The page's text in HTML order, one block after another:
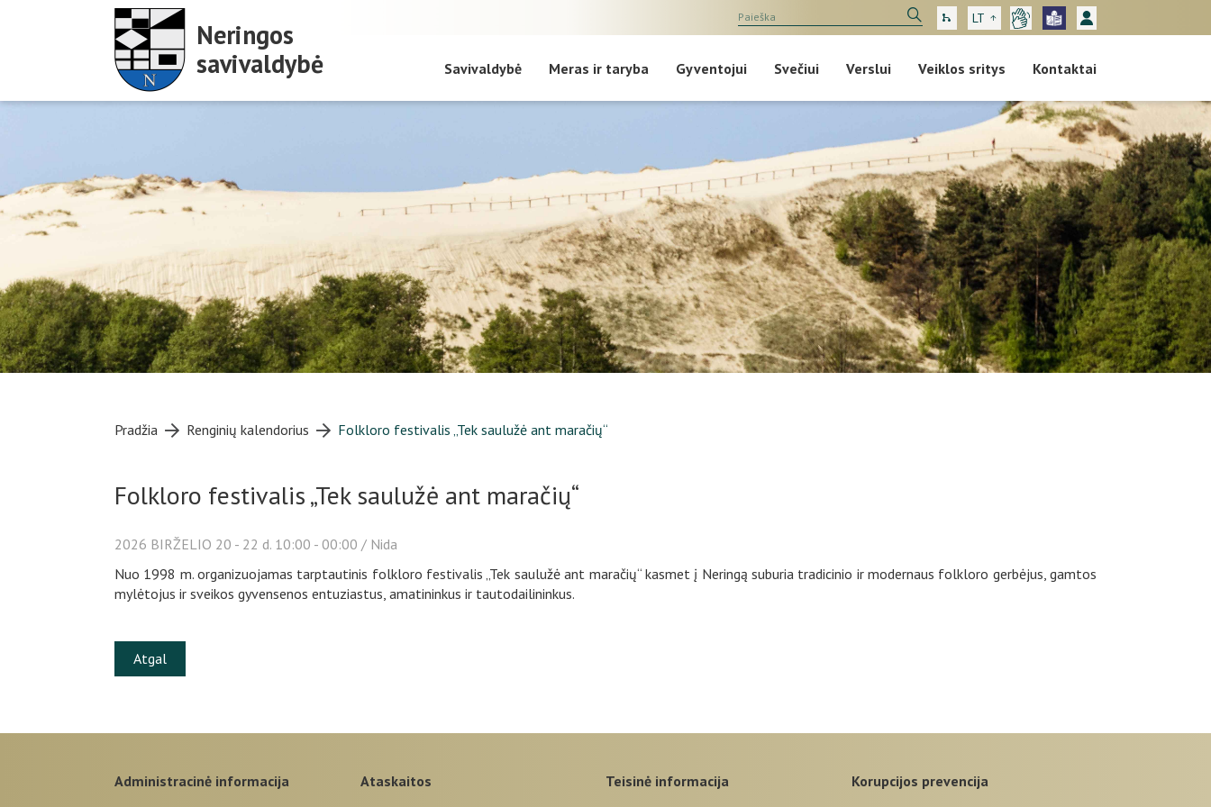
Neringos
savivaldybė
LT
Savivaldybė Meras ir taryba Gyventojui Svečiui Verslui Veiklos sritys Kontaktai
Pradžia Renginių kalendorius Folkloro festivalis „Tek saulužė ant maračių“
Folkloro festivalis „Tek saulužė ant maračių“
2026 BIRŽELIO 20 - 22 d. 10:00 - 00:00 / Nida
Nuo 1998 m. organizuojamas tarptautinis folkloro festivalis „Tek saulužė ant maračių“ kasmet į Neringą suburia tradicinio ir modernaus folkloro gerbėjus, gamtos
mylėtojus ir sveikos gyvensenos entuziastus, amatininkus ir tautodailininkus.
Atgal
administracinė informacija
ataskaitos
teisinė informacija
korupcijos prevencija